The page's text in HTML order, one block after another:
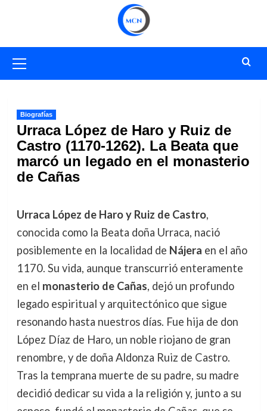
primario
Biografías
Urraca López de Haro y Ruiz de
Castro (1170-1262). La Beata que
marcó un legado en el monasterio
de Cañas
Urraca López de Haro y Ruiz de Castro,
conocida como la Beata doña Urraca, nació
posiblemente en la localidad de Nájera en el año
1170. Su vida, aunque transcurrió enteramente
en el monasterio de Cañas, dejó un profundo
legado espiritual y arquitectónico que sigue
resonando hasta nuestros días. Fue hija de don
López Díaz de Haro, un noble riojano de gran
renombre, y de doña Aldonza Ruiz de Castro.
Tras la temprana muerte de su padre, su madre
decidió dedicar su vida a la religión y, junto a su